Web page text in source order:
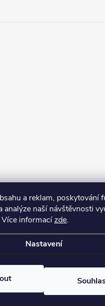
a reklam, poskytování
analýze naší návštěvnosti
informacízde.
Nastavení
cookies